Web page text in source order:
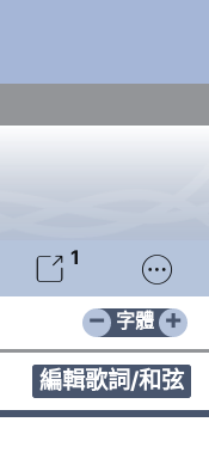
 1 
− +
字體
編輯歌詞/和弦